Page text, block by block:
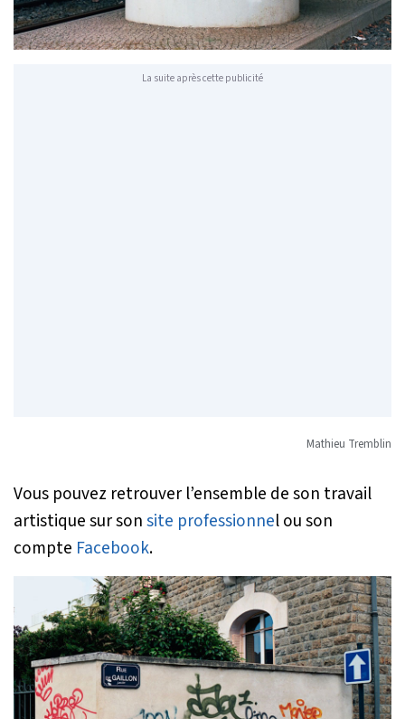
La suite après cette publicité
Mathieu Tremblin
Vous pouvez retrouver l’ensemble de son travail
artistique sur sonsite professionnel ou son
compte Facebook.